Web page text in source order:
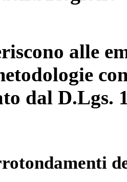
alle
dal D.Lgs.